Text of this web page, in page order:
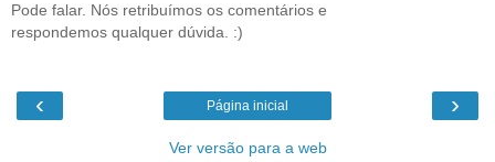
Pode falar. Nós retribuímos os comentários e
respondemos qualquer dúvida. :)
‹ ›
Página inicial
Ver versão para a web